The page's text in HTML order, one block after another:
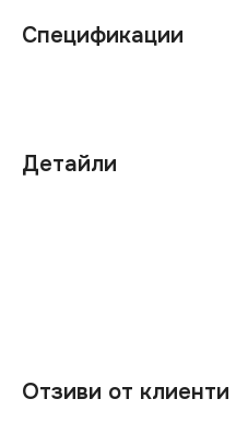
Детайли
Спецификации
Отзиви от клиенти